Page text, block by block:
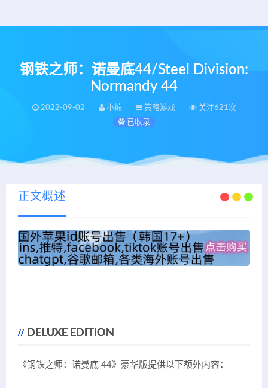
钢铁之师：诺曼底44/Steel Division:
Normandy 44
2022-09-02 小编 策略游戏
关注621次
已收录
正文概述
DELUXE EDITION
《钢铁之师：诺曼底 44》豪华版提供以下额外内容：